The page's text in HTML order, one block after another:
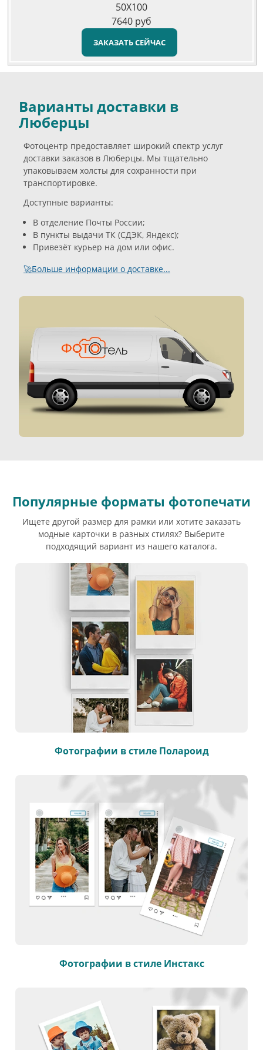
50X100
7640 руб
ЗАКАЗАТЬ СЕЙЧАС
Варианты доставки в
Люберцы
Фотоцентр предоставляет широкий спектр услуг
доставки заказов в Люберцы. Мы тщательно
упаковываем холсты для сохранности при
транспортировке.
Доступные варианты:
В отделение Почты России;
В пункты выдачи ТК (СДЭК, Яндекс);
Привезёт курьер на дом или офис.
🚀Больше информации о доставке...
Популярные форматы фотопечати
Ищете другой размер для рамки или хотите заказать
модные карточки в разных стилях? Выберите
подходящий вариант из нашего каталога.
Фотографии в стиле Полароид
Фотографии в стиле Инстакс